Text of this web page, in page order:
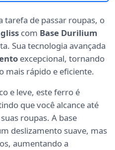
tarefa de passar roupas, o
com Base Durilium
Sua tecnologia avançada
excepcional, tornando
mais rápido e eficiente.
e leve, este ferro é
que você alcance até
roupas. A base
deslizamento suave, mas
aumentando a